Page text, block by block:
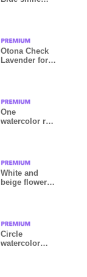
Otona Check
Lavender for
One
watercolor red
White and
beige flower
Circle
watercolor